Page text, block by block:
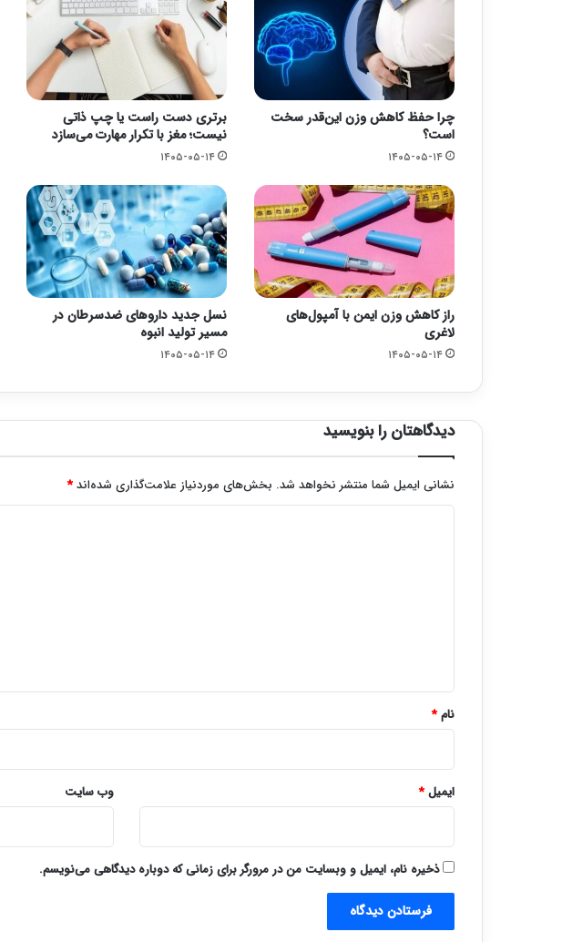
چرا حفظ کاهش وزن این‌قدر سخت
است؟
۱۴۰۵-۰۵-۱۴
برتری دست راست یا چپ ذاتی
نیست؛ مغز با تکرار مهارت می‌سازد
۱۴۰۵-۰۵-۱۴
راز کاهش وزن ایمن با آمپول‌های
لاغری
۱۴۰۵-۰۵-۱۴
نسل جدید داروهای ضدسرطان در
مسیر تولید انبوه
۱۴۰۵-۰۵-۱۴
دیدگاهتان را بنویسید
نشانی ایمیل شما منتشر نخواهد شد. بخش‌های موردنیاز علامت‌گذاری شده‌اند*
نام*
ایمیل* وب‌ سایت
ذخیره نام، ایمیل و وبسایت من در مرورگر برای زمانی که دوباره دیدگاهی می‌نویسم.